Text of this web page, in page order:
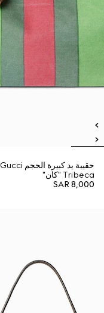
حقيبة يد كبيرة الحجم Gucci
Tribeca "كان"
SAR 8,000